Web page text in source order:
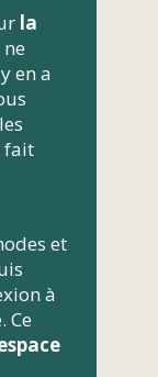
la
ne
en a
fait
et
à
Ce